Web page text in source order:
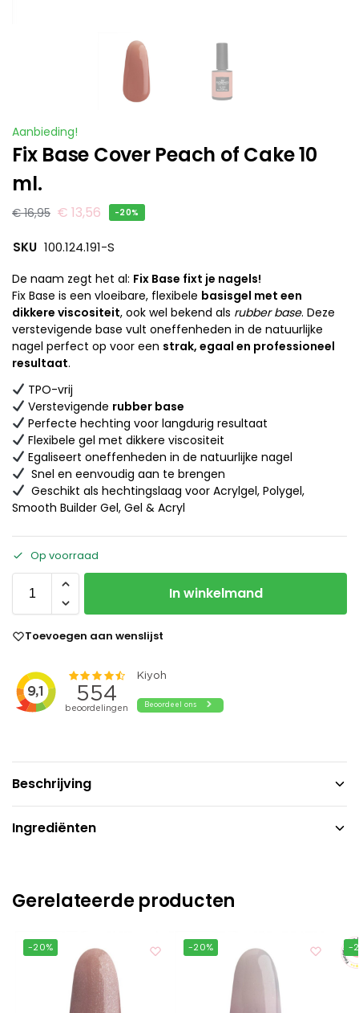
Aanbieding!
Fix Base Cover Peach of Cake 10
ml.
€16,95 € 13,56 -20%
SKU 100.124.191-S
De naam zegt het al: Fix Base fixt je nagels!
Fix Base is een vloeibare, flexibele basisgel met een
dikkere viscositeit, ook wel bekend als rubber base. Deze
verstevigende base vult oneffenheden in de natuurlijke
nagel perfect op voor een strak, egaal en professioneel
resultaat.
TPO-vrij
Verstevigende rubber base
Perfecte hechting voor langdurig resultaat
Flexibele gel met dikkere viscositeit
Egaliseert oneffenheden in de natuurlijke nagel
Snel en eenvoudig aan te brengen
Geschikt als hechtingslaag voor Acrylgel, Polygel,
Smooth Builder Gel, Gel & Acryl
Op voorraad
In winkelmand
Toevoegen aan wenslijst
Beschrijving
Ingrediënten
Gerelateerde producten
-20% -20% -